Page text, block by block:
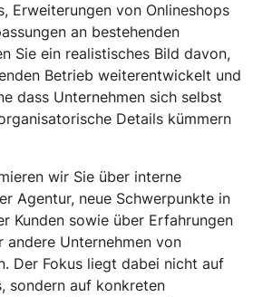
Erweiterungen von Onlineshops
an bestehenden
Sie ein realistisches Bild davon,
Betrieb weiterentwickelt und
dass Unternehmen sich selbst
Details kümmern
wir Sie über interne
Agentur, neue Schwerpunkte in
Kunden sowie über Erfahrungen
andere Unternehmen von
Der Fokus liegt dabei nicht auf
sondern auf konkreten